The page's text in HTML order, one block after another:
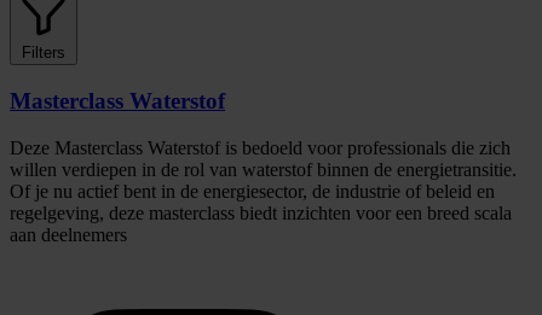
Filters
Masterclass Waterstof
Deze Masterclass Waterstof is bedoeld voor professionals die zich
willen verdiepen in de rol van waterstof binnen de energietransitie.
Of je nu actief bent in de energiesector, de industrie of beleid en
regelgeving, deze masterclass biedt inzichten voor een breed scala
aan deelnemers